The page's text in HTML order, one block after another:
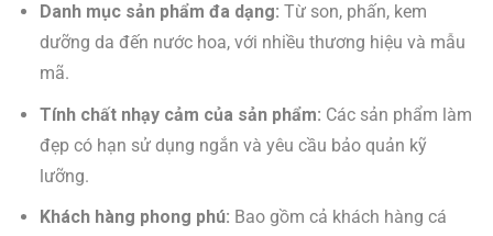
Danh mục sản phẩm đa dạng: Từ son, phấn, kem
dưỡng da đến nước hoa, với nhiều thương hiệu và mẫu
mã.
Tính chất nhạy cảm của sản phẩm: Các sản phẩm làm
đẹp có hạn sử dụng ngắn và yêu cầu bảo quản kỹ
lưỡng.
Khách hàng phong phú: Bao gồm cả khách hàng cá